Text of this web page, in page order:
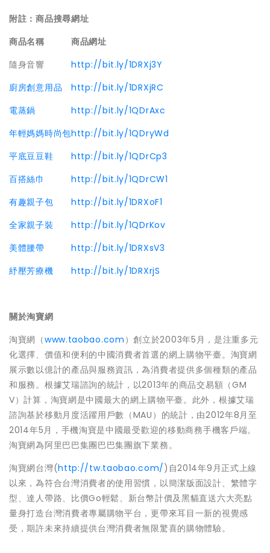
附註：商品搜尋網址
商品名稱
商品網址
隨身音響
http://bit.ly/1DRXj3Y
廚房創意用品
http://bit.ly/1DRXjRC
電蒸鍋
http://bit.ly/1QDrAxc
年輕媽媽時尚包http://bit.ly/1QDryWd
平底豆豆鞋
http://bit.ly/1QDrCp3
百搭絲巾
http://bit.ly/1QDrCW1
有趣親子包
http://bit.ly/1DRXoF1
全家親子裝
http://bit.ly/1QDrKov
美體腰帶
http://bit.ly/1DRXsV3
紓壓芳療機
http://bit.ly/1DRXrjS
關於淘寶網
淘寶網（www.taobao.com ）創立於2003年5月，是注重多元
化選擇、價值和便利的中國消費者首選的網上購物平臺。淘寶網
展示數以億計的產品與服務資訊，為消費者提供多個種類的產品
和服務。根據艾瑞諮詢的統計，以2013年的商品交易額（GM
V）計算，淘寶網是中國最大的網上購物平臺。此外，根據艾瑞
諮詢基於移動月度活躍用戶數（MAU）的統計，由2012年8月至
2014年5月，手機淘寶是中國最受歡迎的移動商務手機客戶端。
淘寶網為阿里巴巴集團巴巴集團旗下業務。
淘寶網台灣(http://tw.taobao.com/)自2014年9月正式上線
以來，為符合台灣消費者的使用習慣，以簡潔版面設計、繁體字
型、達人帶路、比價Go輕鬆、新台幣計價及黑貓直送六大亮點
量身打造台灣消費者專屬購物平台，更帶來耳目一新的視覺感
受，期許未來持續提供台灣消費者無限驚喜的購物體驗。